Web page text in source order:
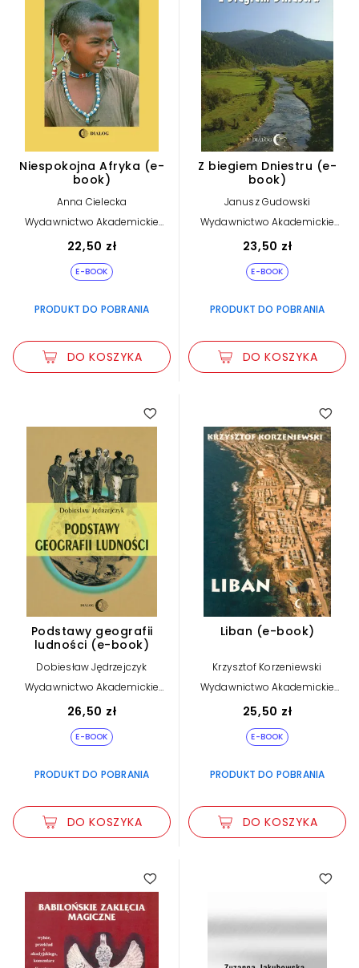
Niespokojna Afryka (e-
book)
Anna Cielecka
Wydawnictwo Akademickie
22,50 zł
E-BOOK
PRODUKT DO POBRANIA
DO KOSZYKA
Z biegiem Dniestru (e-
book)
Janusz Gudowski
Wydawnictwo Akademickie
23,50 zł
E-BOOK
PRODUKT DO POBRANIA
DO KOSZYKA
Podstawy geografii
ludności (e-book)
Dobiesław Jędrzejczyk
Wydawnictwo Akademickie
26,50 zł
E-BOOK
PRODUKT DO POBRANIA
DO KOSZYKA
Liban (e-book)
Krzysztof Korzeniewski
Wydawnictwo Akademickie
25,50 zł
E-BOOK
PRODUKT DO POBRANIA
DO KOSZYKA